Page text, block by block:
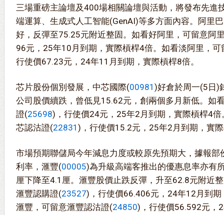
三場重磅主論壇及400場相關論壇與活動，將發布先進
端運算、生成式人工智能(GenAI)等多方面內容。阿里
好，反彈至75.25元附近整固。如看好阿里，可留意阿
96元，25年10月到期，實際槓桿4倍。如看淡阿里，可
行使價67.23元，24年11月到期，實際槓桿8倍。
芯片股份個別發展，中芯國際(00981 )好倉於周一(5日)
公司股價續跌，曾低見15.62元，創兩個多月新低。如
證(25698)，行使價24元，25年2月到期，實際槓桿4
芯認沽證(22831 )，行使價15.2元，25年2月到期，實
市場預期聯儲局今年減息力度或較原先預期大，據報部
利率，滙豐(00005)為升級高端客推出的優惠息率亦有
厘下降至4.1厘。滙豐股價止跌反彈，升至62.8元附近
滙豐認購證(23527)，行使價66.406元，24年12月到
滙豐，可留意滙豐認沽證(24850)，行使價56.592元，